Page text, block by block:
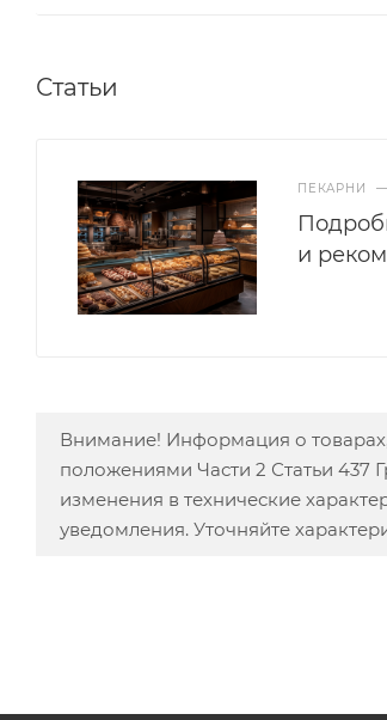
Статьи
ПЕКАРНИ —
и
Внимание! Информация о
положениями Части 2 Статьи 437
изменения в технические
уведомления. Уточняйте